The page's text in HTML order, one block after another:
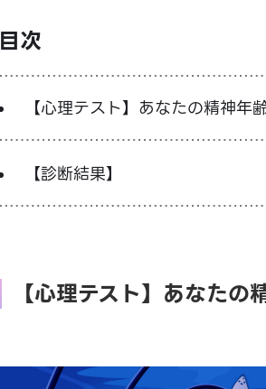
目次
【心理テスト】あなたの精神年
【診断結果】
【心理テスト】あなたの